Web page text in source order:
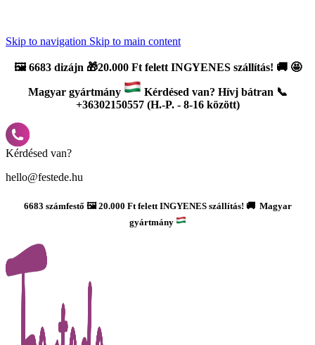
Skip to navigation Skip to main content
🖼️6683 dizájn 🎁20.000 Ft felett INGYENES szállítás! 🚚 🤩
Magyar gyártmány
Kérdésed van? Hívj bátran 📞
+36302150557 (H.-P. - 8-16 között)
Kérdésed van?
hello@festede.hu
6683 számfestő 🖼️ 20.000 Ft felett INGYENES szállítás! 🚚 Magyar
gyártmány